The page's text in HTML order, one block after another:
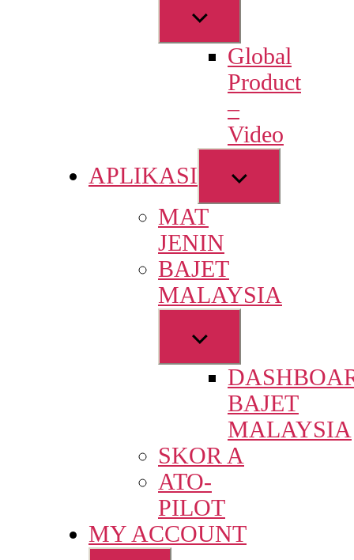
Show
sub
menuGlobal
Product
–
Video
APLIKASI
Show
sub
MAT
JENIN
BAJET
MALAYSIA
Show
sub
menu
BAJET
MALAYSIA
SKOR A
ATO-
PILOT
MY ACCOUNT